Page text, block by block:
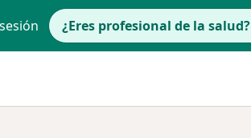
¿Eres profesional de la salud?